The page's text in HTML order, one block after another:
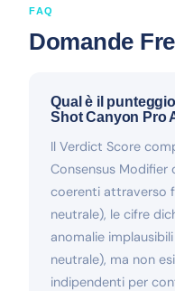
FAQ
Domande
Qual è il
Shot Canyon Pro
Il Verdict Score
Consensus Modifier
coerenti attraverso
neutrale), le cifre
anomalie
neutrale), ma non
indipendenti per